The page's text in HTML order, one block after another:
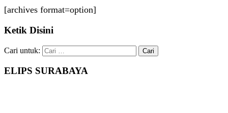
[archives format=option]
Ketik Disini
Cari untuk:
ELIPS SURABAYA